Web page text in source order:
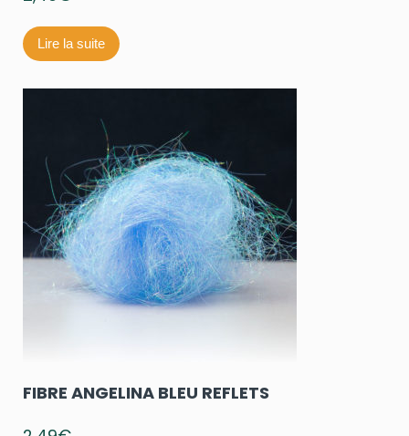
Lire la suite
FIBRE ANGELINA BLEU REFLETS